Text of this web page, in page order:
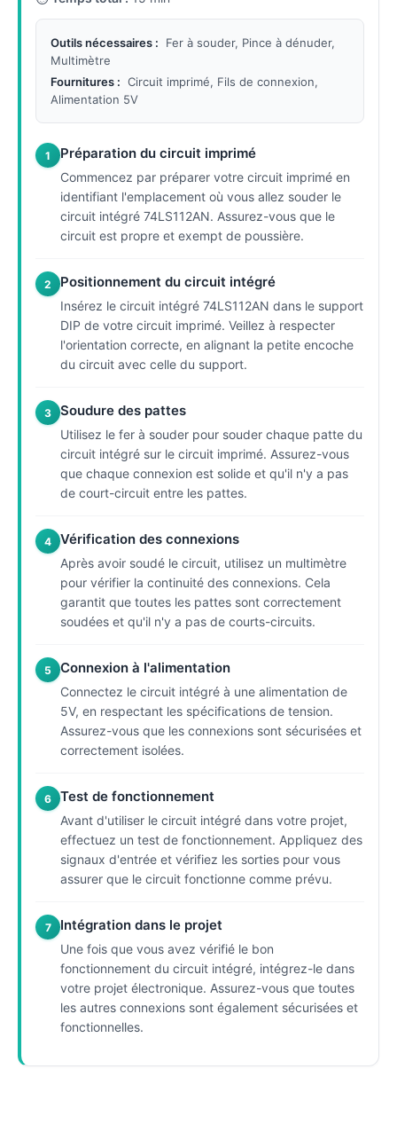
Outils nécessaires :
Fer à souder, Pince à dénuder,
Multimètre
Fournitures : Circuit imprimé, Fils de connexion,
Alimentation 5V
1 Préparation du circuit imprimé
Commencez par préparer votre circuit imprimé en
identifiant l'emplacement où vous allez souder le
circuit intégré 74LS112AN. Assurez-vous que le
circuit est propre et exempt de poussière.
2 Positionnement du circuit intégré
Insérez le circuit intégré 74LS112AN dans le support
DIP de votre circuit imprimé. Veillez à respecter
l'orientation correcte, en alignant la petite encoche
du circuit avec celle du support.
3 Soudure des pattes
Utilisez le fer à souder pour souder chaque patte du
circuit intégré sur le circuit imprimé. Assurez-vous
que chaque connexion est solide et qu'il n'y a pas
de court-circuit entre les pattes.
4 Vérification des connexions
Après avoir soudé le circuit, utilisez un multimètre
pour vérifier la continuité des connexions. Cela
garantit que toutes les pattes sont correctement
soudées et qu'il n'y a pas de courts-circuits.
5 Connexion à l'alimentation
Connectez le circuit intégré à une alimentation de
5V, en respectant les spécifications de tension.
Assurez-vous que les connexions sont sécurisées et
correctement isolées.
6 Test de fonctionnement
Avant d'utiliser le circuit intégré dans votre projet,
effectuez un test de fonctionnement. Appliquez des
signaux d'entrée et vérifiez les sorties pour vous
assurer que le circuit fonctionne comme prévu.
7 Intégration dans le projet
Une fois que vous avez vérifié le bon
fonctionnement du circuit intégré, intégrez-le dans
votre projet électronique. Assurez-vous que toutes
les autres connexions sont également sécurisées et
fonctionnelles.